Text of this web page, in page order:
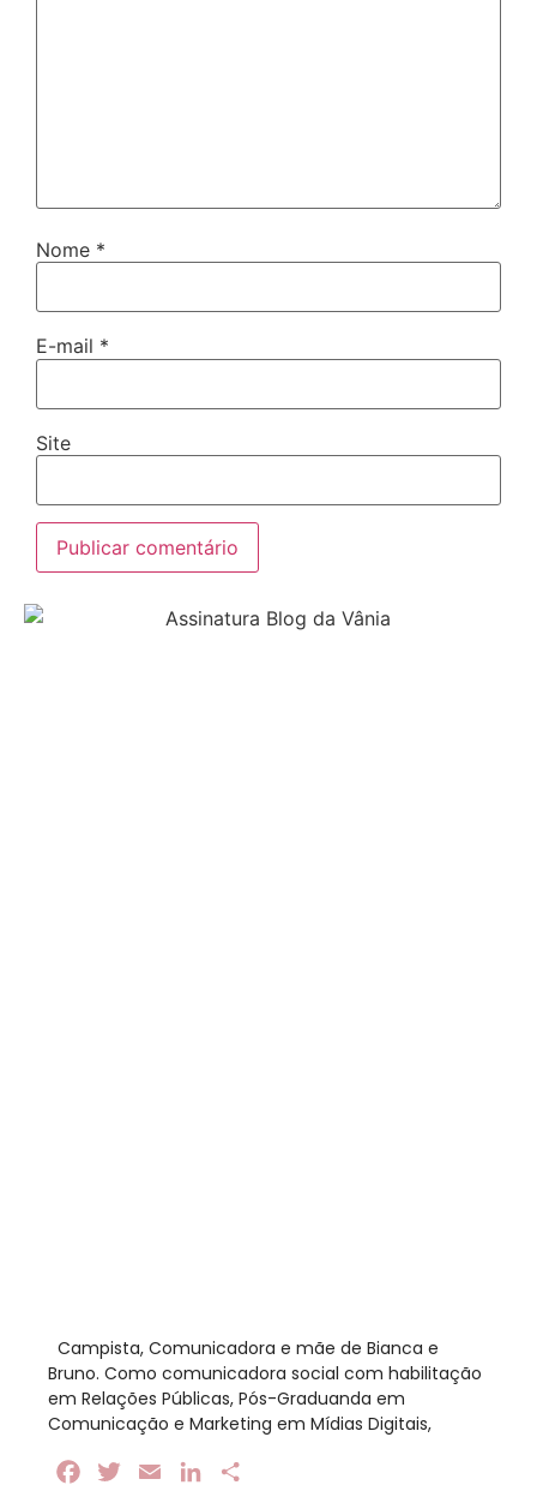
Nome *
E-mail *
Site
​ Campista, Comunicadora e mãe de Bianca e
Bruno. Como comunicadora social com habilitação
em Relações Públicas, Pós-Graduanda em
Comunicação e Marketing em Mídias Digitais,
FacebookTwitterEmail LinkedIn